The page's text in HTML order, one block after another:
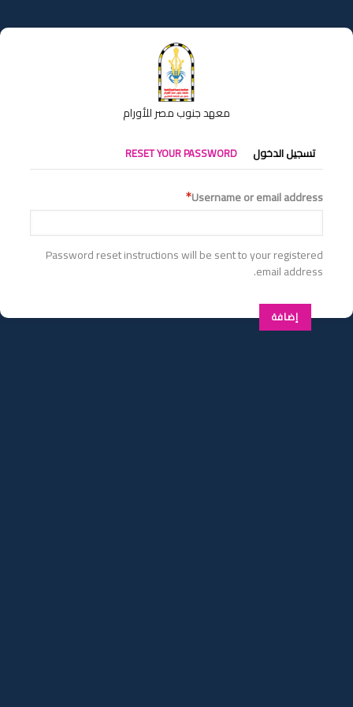
إلى
المحتوى
معهد جنوب مصر للأورام
التبويبات
الأساسية
تسجيل الدخول RESET YOUR PASSWORD
Username or email address
Password reset instructions will be sent to your registered
email address.